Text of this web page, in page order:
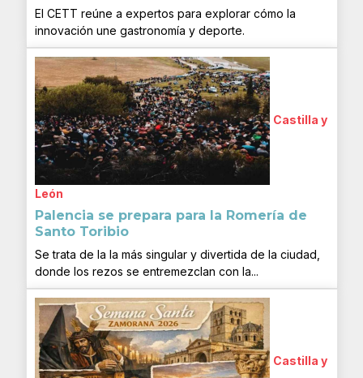
El CETT reúne a expertos para explorar cómo la
innovación une gastronomía y deporte.
Castilla y
León
Palencia se prepara para la Romería de
Santo Toribio
Se trata de la la más singular y divertida de la ciudad,
donde los rezos se entremezclan con la...
Castilla y